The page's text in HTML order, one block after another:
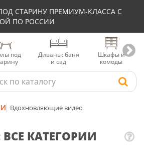
СТАРИНУ ПРЕМИУМ-КЛАССА С
ПО РОССИИ
под
Диваны: баня
и сад
Шкафы и
комоды
Вдохновляющие видео
ВСЕ КАТЕГОРИИ